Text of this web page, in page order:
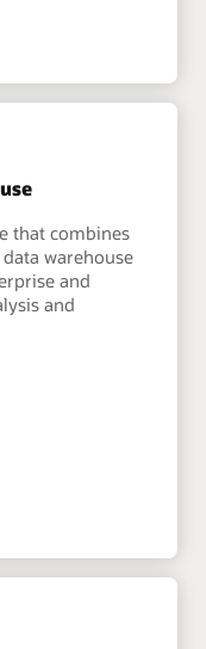
that combines
warehouse
and
and